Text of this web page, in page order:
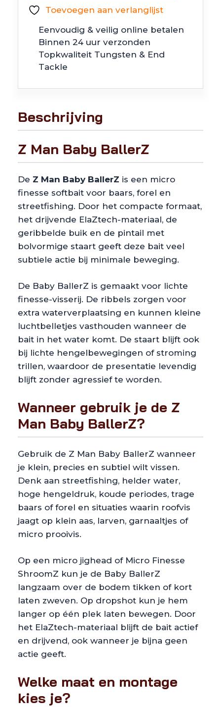
BallerZ
Toevoegen aan verlanglijst
Eenvoudig & veilig online betalen
Binnen 24 uur verzonden
Topkwaliteit Tungsten & End
Tackle
Beschrijving
Z Man Baby BallerZ
De Z Man Baby BallerZ is een micro
finesse softbait voor baars, forel en
streetfishing. Door het compacte formaat,
het drijvende ElaZtech-materiaal, de
geribbelde buik en de pintail met
bolvormige staart geeft deze bait veel
subtiele actie bij minimale beweging.
De Baby BallerZ is gemaakt voor lichte
finesse-visserij. De ribbels zorgen voor
extra waterverplaatsing en kunnen kleine
luchtbelletjes vasthouden wanneer de
bait in het water komt. De staart blijft ook
bij lichte hengelbewegingen of stroming
trillen, waardoor de presentatie levendig
blijft zonder agressief te worden.
Wanneer gebruik je de Z
Man Baby BallerZ?
Gebruik de Z Man Baby BallerZ wanneer
je klein, precies en subtiel wilt vissen.
Denk aan streetfishing, helder water,
hoge hengeldruk, koude periodes, trage
baars of forel en situaties waarin roofvis
jaagt op klein aas, larven, garnaaltjes of
micro prooivis.
Op een micro jighead of Micro Finesse
ShroomZ kun je de Baby BallerZ
langzaam over de bodem tikken of kort
laten zweven. Op dropshot kun je hem
langer op één plek laten bewegen. Door
het ElaZtech-materiaal blijft de bait actief
en drijvend, ook wanneer je bijna geen
actie geeft.
Welke maat en montage
kies je?